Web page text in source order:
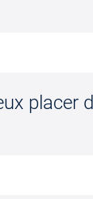
placer